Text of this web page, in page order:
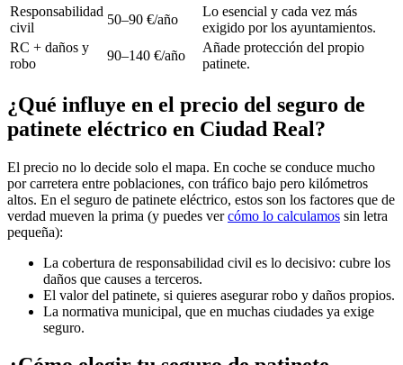
Responsabilidad
civil
50–90 €/año
Lo esencial y cada vez más
exigido por los ayuntamientos.
RC + daños y
robo
90–140 €/año
Añade protección del propio
patinete.
¿Qué influye en el precio del seguro de
patinete eléctrico en Ciudad Real?
El precio no lo decide solo el mapa. En coche se conduce mucho
por carretera entre poblaciones, con tráfico bajo pero kilómetros
altos. En el seguro de patinete eléctrico, estos son los factores que de
verdad mueven la prima (y puedes vercómo lo calculamos sin letra
pequeña):
La cobertura de responsabilidad civil es lo decisivo: cubre los
daños que causes a terceros.
El valor del patinete, si quieres asegurar robo y daños propios.
La normativa municipal, que en muchas ciudades ya exige
seguro.